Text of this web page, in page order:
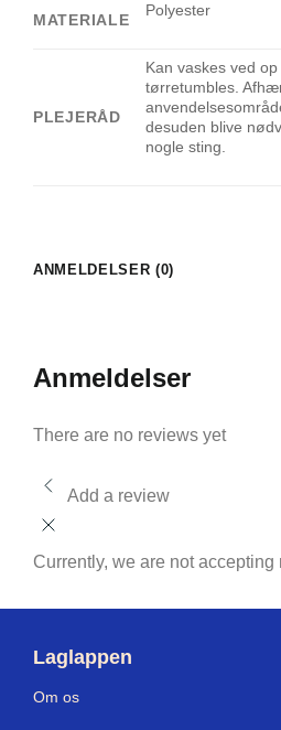
MATERIALE
Polyester
PLEJERÅD
Kan vaskes ved
tørretumbles.
desuden blive
nogle sting.
ANMELDELSER (0)
Anmeldelser
There are no reviews yet
Add a review
Currently, we are not
Laglappen
Om os